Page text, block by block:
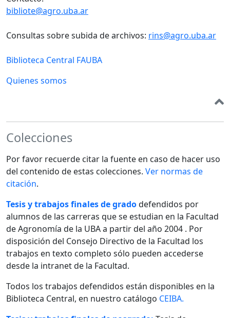
bibliote@agro.uba.ar
Consultas sobre subida de archivos: rins@agro.uba.ar
Biblioteca Central FAUBA
Quienes somos
Colecciones
Por favor recuerde citar la fuente en caso de hacer uso
del contenido de estas colecciones. Ver normas de
citación.
Tesis y trabajos finales de gradodefendidos por
alumnos de las carreras que se estudian en la Facultad
de Agronomía de la UBA a partir del año 2004 . Por
disposición del Consejo Directivo de la Facultad los
trabajos en texto completo sólo pueden accederse
desde la intranet de la Facultad.
Todos los trabajos defendidos están disponibles en la
Biblioteca Central, en nuestro catálogo CEIBA.